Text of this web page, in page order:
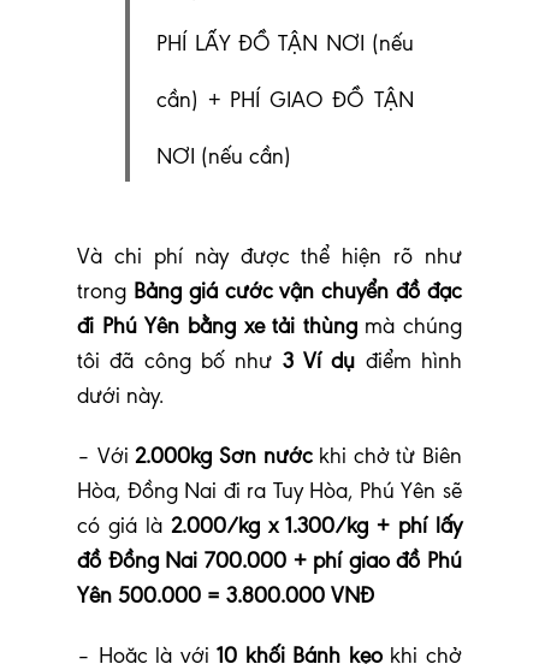
PHÍ LẤY ĐỒ TẬN NƠI (nếu
cần) + PHÍ GIAO ĐỒ TẬN
NƠI (nếu cần)
Và chi phí này được thể hiện rõ như
trong Bảng giá cước vận chuyển đồ đạc
đi Phú Yên bằng xe tải thùng mà chúng
tôi đã công bố như 3 Ví dụ điểm hình
dưới này.
– Với2.000kg Sơn nướckhi chở từ Biên
Hòa, Đồng Nai đi ra Tuy Hòa, Phú Yên sẽ
có giá là 2.000/kg x 1.300/kg + phí lấy
đồ Đồng Nai 700.000 + phí giao đồ Phú
Yên 500.000 = 3.800.000 VNĐ
– Hoặc là với10 khối Bánh kẹokhi chở